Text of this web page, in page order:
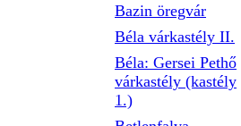
Bazin öregvár
Béla várkastély II.
Béla: Gersei Pethő
várkastély (kastély
1.)